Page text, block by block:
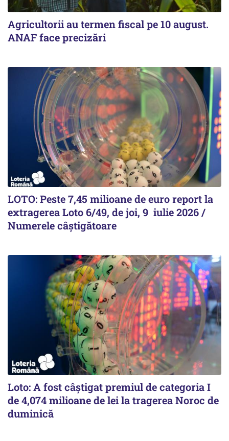
Agricultorii au termen fiscal pe 10 august.
ANAF face precizări
LOTO: Peste 7,45 milioane de euro report la
extragerea Loto 6/49, de joi, 9 iulie 2026 /
Numerele câștigătoare
Loto: A fost câștigat premiul de categoria I
de 4,074 milioane de lei la tragerea Noroc de
duminică